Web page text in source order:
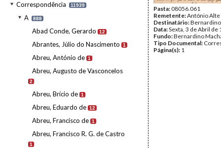
Correspondência 11939
A 888
Abad Conde, Gerardo 12
Abrantes, Júlio do Nascimento 1
Abreu, António de 1
Abreu, Augusto de Vasconcelos
2
Abreu, Brício de 1
Abreu, Eduardo de 12
Abreu, Francisco de 1
Abreu, Francisco R. G. de Castro
1
Pasta:08056.061
Remetente:António Alte
Destinatário:
Data:Sexta, 3 de Abril de
Fundo:Bernardino
Tipo Documental:
Página(s): 1